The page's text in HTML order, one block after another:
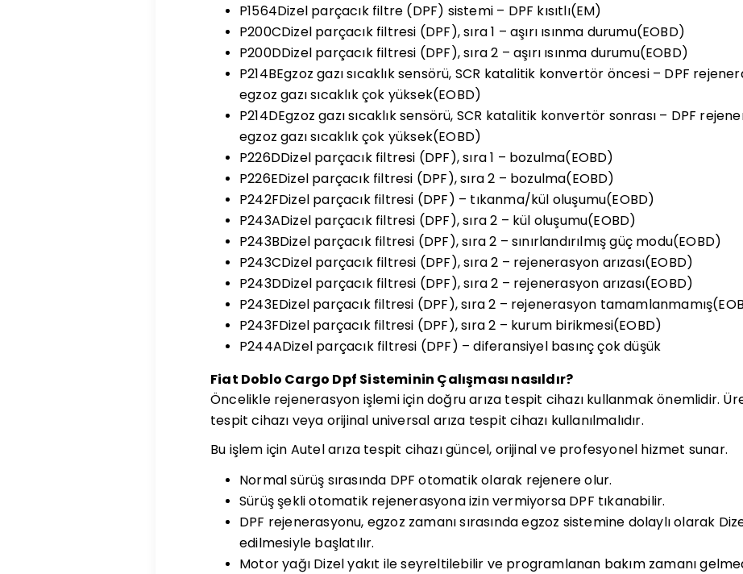
P1564Dizel parçacık filtre (DPF) sistemi – DPF kısıtlı(EM)
P200CDizel parçacık filtresi (DPF), sıra 1 – aşırı ısınma durumu(EOBD)
P200DDizel parçacık filtresi (DPF), sıra 2 – aşırı ısınma durumu(EOBD)
P214BEgzoz gazı sıcaklık sensörü, SCR katalitik konvertör öncesi – DPF
egzoz gazı sıcaklık çok yüksek(EOBD)
P214DEgzoz gazı sıcaklık sensörü, SCR katalitik konvertör sonrası – DPF
egzoz gazı sıcaklık çok yüksek(EOBD)
P226DDizel parçacık filtresi (DPF), sıra 1 – bozulma(EOBD)
P226EDizel parçacık filtresi (DPF), sıra 2 – bozulma(EOBD)
P242FDizel parçacık filtresi (DPF) – tıkanma/kül oluşumu(EOBD)
P243ADizel parçacık filtresi (DPF), sıra 2 – kül oluşumu(EOBD)
P243BDizel parçacık filtresi (DPF), sıra 2 – sınırlandırılmış güç modu(EOBD)
P243CDizel parçacık filtresi (DPF), sıra 2 – rejenerasyon arızası(EOBD)
P243DDizel parçacık filtresi (DPF), sıra 2 – rejenerasyon arızası(EOBD)
P243EDizel parçacık filtresi (DPF), sıra 2 – rejenerasyon
P243FDizel parçacık filtresi (DPF), sıra 2 – kurum birikmesi(EOBD)
P244ADizel parçacık filtresi (DPF) – diferansiyel basınç çok düşük
Fiat Doblo Cargo Dpf Sisteminin Çalışması nasıldır?
Öncelikle rejenerasyon işlemi için doğru arıza tespit cihazı kullanmak önemlidir.
tespit cihazı veya orijinal universal arıza tespit cihazı kullanılmalıdır.
Bu işlem için Autel arıza tespit cihazı güncel, orijinal ve profesyonel hizmet sunar.
Normal sürüş sırasında DPF otomatik olarak rejenere olur.
Sürüş şekli otomatik rejenerasyona izin vermiyorsa DPF tıkanabilir.
DPF rejenerasyonu, egzoz zamanı sırasında egzoz sistemine dolaylı olarak
edilmesiyle başlatılır.
Motor yağı Dizel yakıt ile seyreltilebilir ve programlanan bakım zamanı